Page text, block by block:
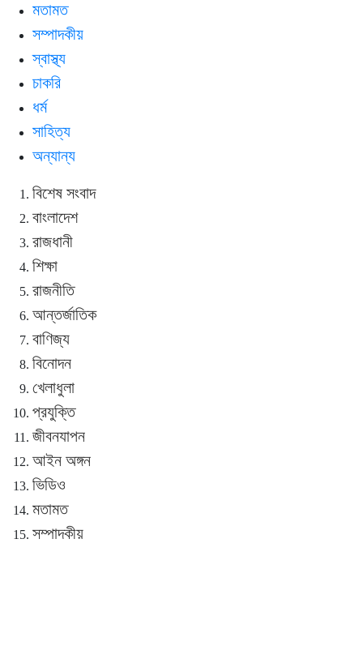
মতামত
সম্পাদকীয়
স্বাস্থ্য
চাকরি
ধর্ম
সাহিত্য
অন্যান্য
বিশেষ সংবাদ
বাংলাদেশ
রাজধানী
শিক্ষা
রাজনীতি
আন্তর্জাতিক
বাণিজ্য
বিনোদন
খেলাধুলা
প্রযুক্তি
জীবনযাপন
আইন অঙ্গন
ভিডিও
মতামত
সম্পাদকীয়